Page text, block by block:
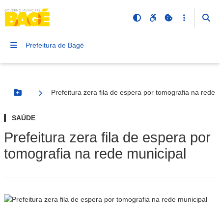
Prefeitura de Bagé
Botão Menu
Prefeitura zera fila de espera por tomografia na rede
SAÚDE
Prefeitura zera fila de espera por
tomografia na rede municipal